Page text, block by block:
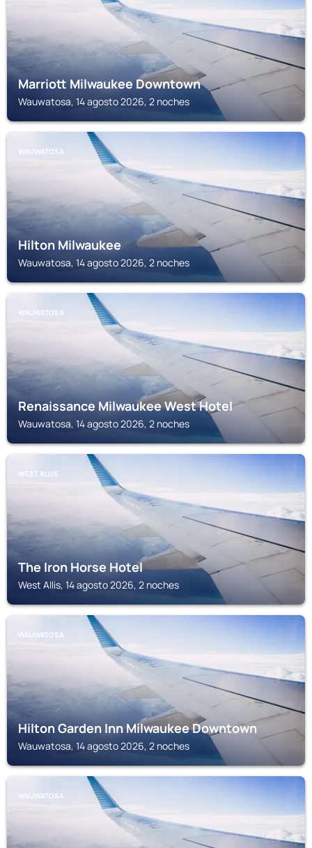
Marriott Milwaukee Downtown
Wauwatosa, 14 agosto 2026, 2 noches
WAUWATOSA
Hilton Milwaukee
Wauwatosa, 14 agosto 2026, 2 noches
WAUWATOSA
Renaissance Milwaukee West Hotel
Wauwatosa, 14 agosto 2026, 2 noches
WEST ALLIS
The Iron Horse Hotel
West Allis, 14 agosto 2026, 2 noches
WAUWATOSA
Hilton Garden Inn Milwaukee Downtown
Wauwatosa, 14 agosto 2026, 2 noches
WAUWATOSA